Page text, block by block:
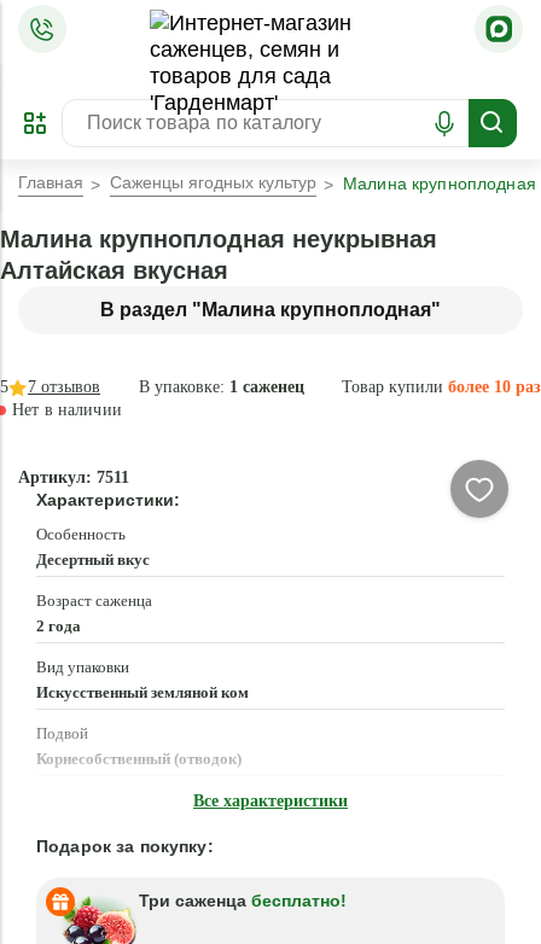
ПРЕДЗАКАЗ
ЗАБРОНИРОВАТЬ
ЛУЧШЕЕ
Главная Саженцы ягодных культур Малина крупноплодная
В раздел "Малина крупноплодная"
Малина крупноплодная неукрывная
Алтайская вкусная
В упаковке: 1 саженец Товар купили более 10 раз
5 7 отзывов
Нет в наличии
Артикул: 7511
Характеристики:
Особенность
Десертный вкус
Возраст саженца
2 года
Вид упаковки
Искусственный земляной ком
Подвой
Корнесобственный (отводок)
Все характеристики
Подарок за покупку:
Три саженца бесплатно!